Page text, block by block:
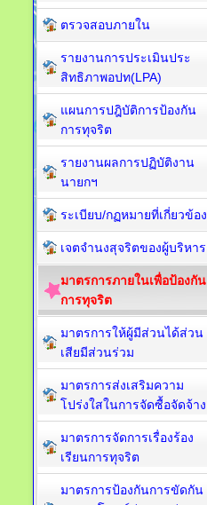
ตรวจสอบภายใน
รายงานการประเมินประ
สิทธิภาพอปท(LPA)
แผนการปฎิบัติการป้องกัน
การทุจริต
รายงานผลการปฏิบัติงาน
นายกฯ
ระเบียบ/กฏหมายที่เกี่ยวข้อง
เจตจำนงสุจริตของผู้บริหาร
มาตรการภายในเพื่อป้องกัน
การทุจริต​
มาตรการให้ผู้มีส่วนได้ส่วน
เสียมีส่วนร่วม
มาตรการส่งเสริมความ
โปร่งใสในการจัดซื้อจัดจ้าง
มาตรการจัดการเรื่องร้อง
เรียนการทุจริต
มาตรการป้องกันการขัดกัน